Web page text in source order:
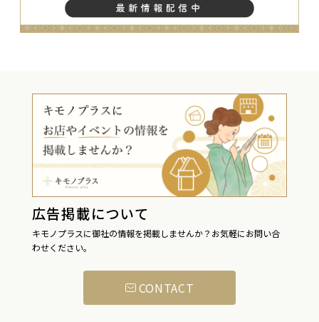
広告掲載について
キモノプラスに御社の情報を掲載しませんか？お気軽にお問い合
わせください。
CONTACT